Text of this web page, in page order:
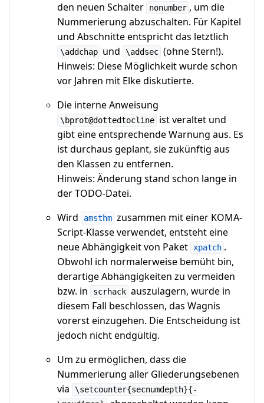
den neuen Schalter nonumber , um die
Nummerierung abzuschalten. Für Kapitel
und Abschnitte entspricht das letztlich
\addchap und \addsec (ohne Stern!).
Hinweis: Diese Möglichkeit wurde schon
vor Jahren mit Elke diskutierte.
Die interne Anweisung
\bprot@dottedtocline ist veraltet und
gibt eine entsprechende Warnung aus. Es
ist durchaus geplant, sie zukünftig aus
den Klassen zu entfernen.
Hinweis: Änderung stand schon lange in
der TODO-Datei.
Wird
amsthm zusammen mit einer KOMA-
Script-Klasse verwendet, entsteht eine
neue Abhängigkeit von Paket
xpatch .
Obwohl ich normalerweise bemüht bin,
derartige Abhängigkeiten zu vermeiden
bzw. in
scrhack auszulagern, wurde in
diesem Fall beschlossen, das Wagnis
vorerst einzugehen. Die Entscheidung ist
jedoch nicht endgültig.
Um zu ermöglichen, dass die
Nummerierung aller Gliederungsebenen
via
\setcounter{secnumdepth}{-